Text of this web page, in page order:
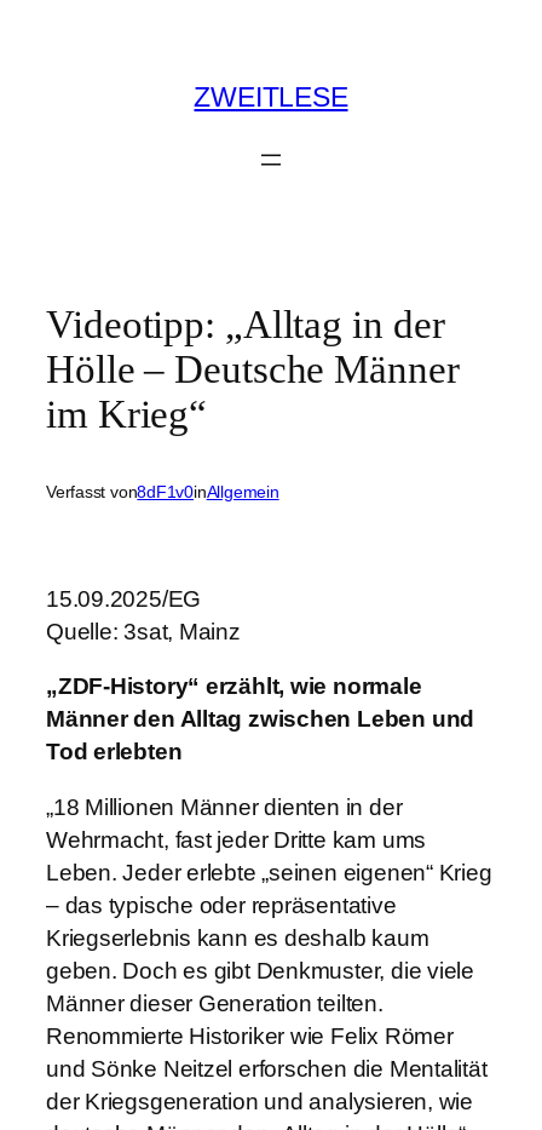
ZWEITLESE
Videotipp: „Alltag in der
Hölle – Deutsche Männer
im Krieg“
Verfasst von8dF1v0inAllgemein
15.09.2025/EG
Quelle: 3sat, Mainz
„ZDF-History“ erzählt, wie normale
Männer den Alltag zwischen Leben und
Tod erlebten
„18 Millionen Männer dienten in der
Wehrmacht, fast jeder Dritte kam ums
Leben. Jeder erlebte „seinen eigenen“ Krieg
– das typische oder repräsentative
Kriegserlebnis kann es deshalb kaum
geben. Doch es gibt Denkmuster, die viele
Männer dieser Generation teilten.
Renommierte Historiker wie Felix Römer
und Sönke Neitzel erforschen die Mentalität
der Kriegsgeneration und analysieren, wie